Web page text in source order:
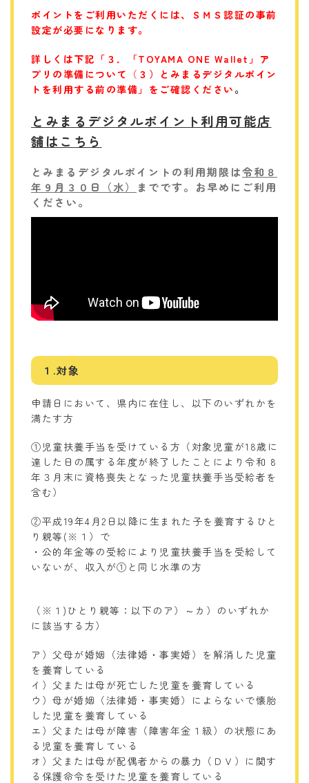
ポイントをご利用いただくには、ＳＭＳ認証の事前
設定が必要になります。
詳しくは下記「３．「TOYAMA ONE Wallet」ア
プリの準備について （ ３）とみまるデジタルポイン
トを利用する前の準備」をご確認ください 。
とみまるデジタルポイント利用可能店
舗はこちら
とみまるデジタルポイントの利用期限は令和８
年９月３０日（水）
までです。お早めにご利用
ください。
１.対象
申請日において、県内に在住し、以下のいずれかを
満たす方
①児童扶養手当を受けている方（対象児童が18歳に
達した日の属する年度が終了したことにより令和 8
年３月末に資格喪失となった児童扶養手当受給者を
含む）
②平成19年4月2日以降に生まれた子を養育するひと
り親等(※１）で
・公的年金等の受給により児童扶養手当を受給して
いないが、収入が①と同じ水準の方
（※１)ひとり親等：以下のア）～カ）のいずれか
に該当する方）
ア）父母が婚姻（法律婚・事実婚）を解消した児童
を養育している
イ）父または母が死亡した児童を養育している
ウ）母が婚姻（法律婚・事実婚）によらないで懐胎
した児童を養育している
エ）父または母が障害（障害年金１級）の状態にあ
る児童を養育している
オ）父または母が配偶者からの暴力（ＤＶ）に関す
る保護命令を受けた児童を養育している